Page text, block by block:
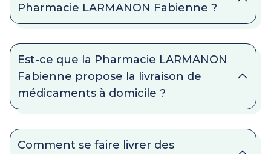
Pharmacie LARMANON Fabienne ?
Est-ce que la Pharmacie LARMANON
Fabienne propose la livraison de
médicaments à domicile ?
Comment se faire livrer des